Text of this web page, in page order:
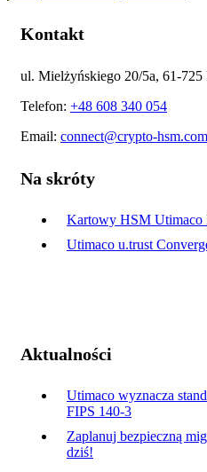
Kontakt
ul. Mielżyńskiego 20/5a, 61-725
Telefon: +48 608 340 054
Email: connect@crypto-hsm.com
Na skróty
Kartowy HSM Utimaco
Utimaco u.trust
Aktualności
Utimaco wyznacza
FIPS 140-3
Zaplanuj bezpieczną
dziś!